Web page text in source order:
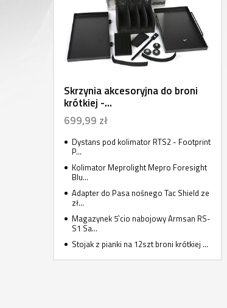
Skrzynia akcesoryjna do broni
krótkiej -...
699,99 zł
Dystans pod kolimator RTS2 - Footprint
P...
Kolimator Meprolight Mepro Foresight
Blu...
Adapter do Pasa nośnego Tac Shield ze
zł...
Magazynek 5`cio nabojowy Armsan RS-
S1 Sa...
Stojak z pianki na 12szt broni krótkiej ...